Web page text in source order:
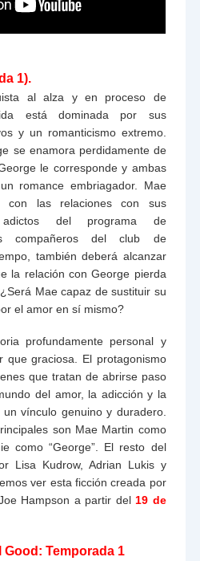
1).
al alza y en proceso de
está dominada por sus
y un romanticismo extremo.
se enamora perdidamente de
le corresponde y ambas
romance embriagador. Mae
con las relaciones con sus
del programa de
compañeros del club de
también deberá alcanzar
la relación con George pierda
Mae capaz de sustituir su
el amor en sí mismo?
profundamente personal y
que graciosa. El protagonismo
que tratan de abrirse paso
del amor, la adicción y la
vínculo genuino y duradero.
son Mae Martin como
como “George”. El resto del
Lisa Kudrow, Adrian Lukis y
ver esta ficción creada por
Hampson a partir del 19 de
Good: Temporada 1